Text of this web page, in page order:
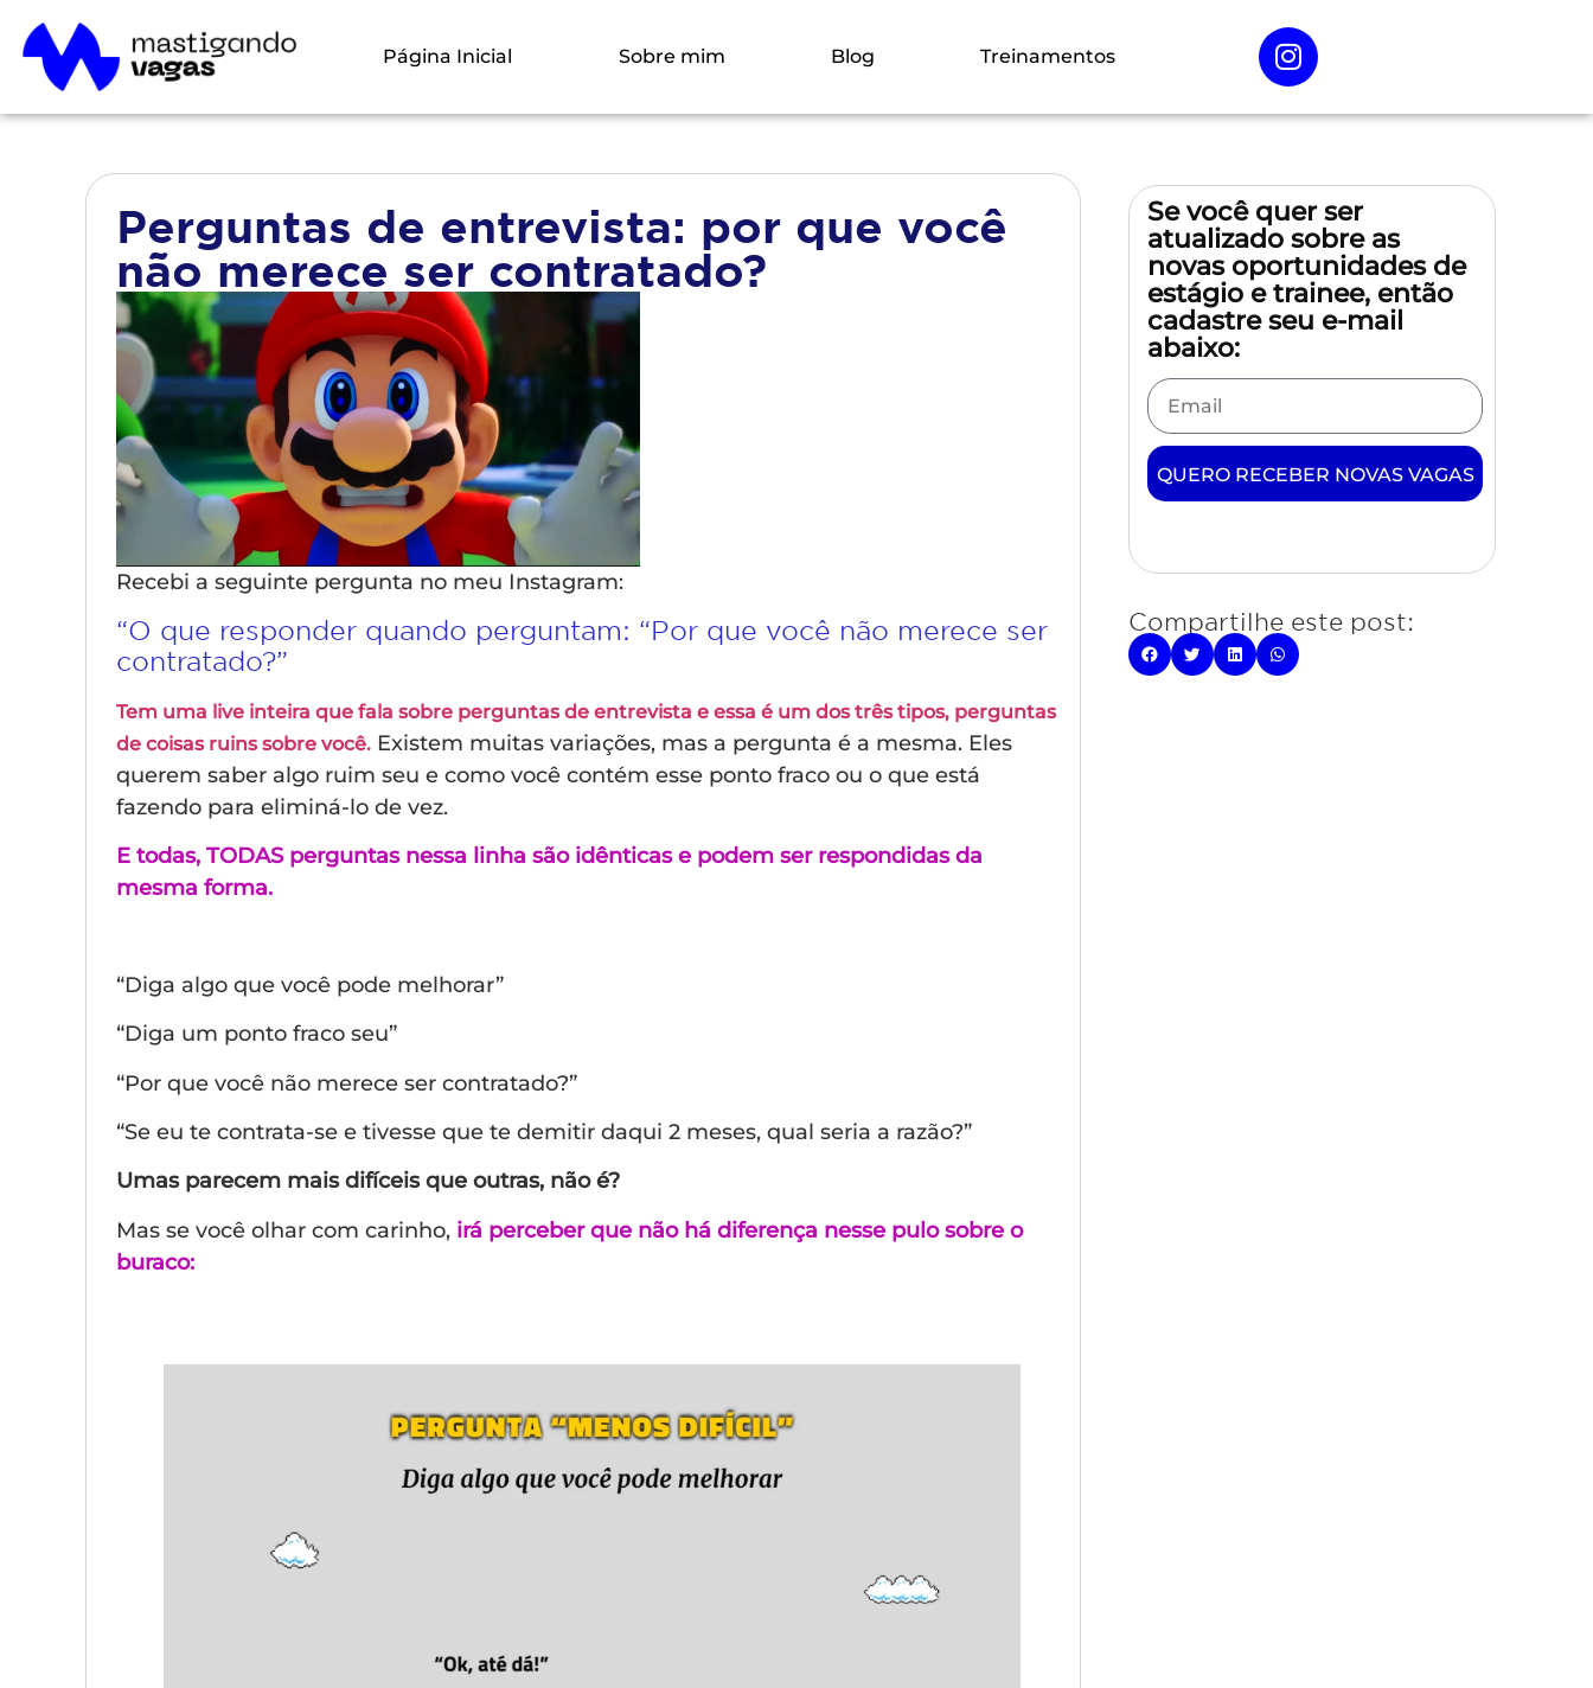
Página Inicial Sobre mim Blog Treinamentos
Perguntas de entrevista: por que você
não merece ser contratado?
Recebi a seguinte pergunta no meu Instagram:
“O que responder quando perguntam: “Por que você não merece ser
contratado?”
Tem uma live inteira que fala sobre perguntas de entrevista e essa é um dos três tipos, perguntas
de coisas ruins sobre você. Existem muitas variações, mas a pergunta é a mesma. Eles
querem saber algo ruim seu e como você contém esse ponto fraco ou o que está
fazendo para eliminá-lo de vez.
E todas, TODAS perguntas nessa linha são idênticas e podem ser respondidas da
mesma forma.
“Diga algo que você pode melhorar”
“Diga um ponto fraco seu”
“Por que você não merece ser contratado?”
“Se eu te contrata-se e tivesse que te demitir daqui 2 meses, qual seria a razão?”
Umas parecem mais difíceis que outras, não é?
Mas se você olhar com carinho, irá perceber que não há diferença nesse pulo sobre o
buraco:
Se você quer ser
atualizado sobre as
novas oportunidades de
estágio e trainee, então
cadastre seu e-mail
abaixo:
QUERO RECEBER NOVAS VAGAS
Compartilhe este post: